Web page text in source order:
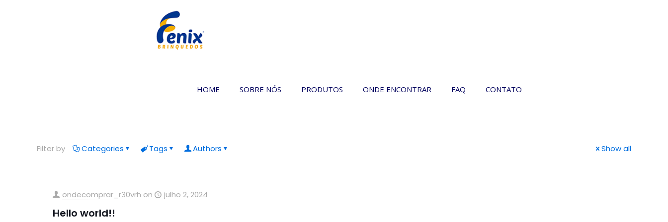
HOME SOBRE NÓS PRODUTOS ONDE ENCONTRAR FAQ CONTATO
Filter by Categories Tags Authors Show all
ondecomprar_r30vrh on julho 2, 2024
Hello world!!